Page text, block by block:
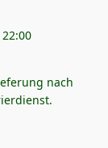
nach